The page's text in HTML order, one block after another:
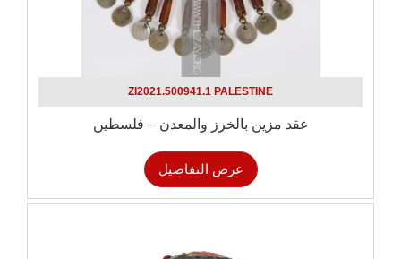
ZI2021.500941.1 PALESTINE
عقد مزين بالخرز والمعدن – فلسطين
عرض التفاصيل